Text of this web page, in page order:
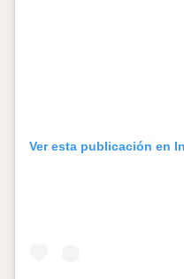
Ver esta publicación en